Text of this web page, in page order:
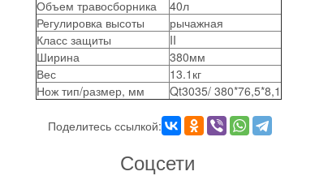
Объем травосборника
40л
Регулировка высоты
рычажная
Класс защиты
II
Ширина
380мм
Вес
13.1 кг
Нож тип/размер, мм
Qt3035/ 380*76,5*8,1
Поделитесь ссылкой:
Соцсети